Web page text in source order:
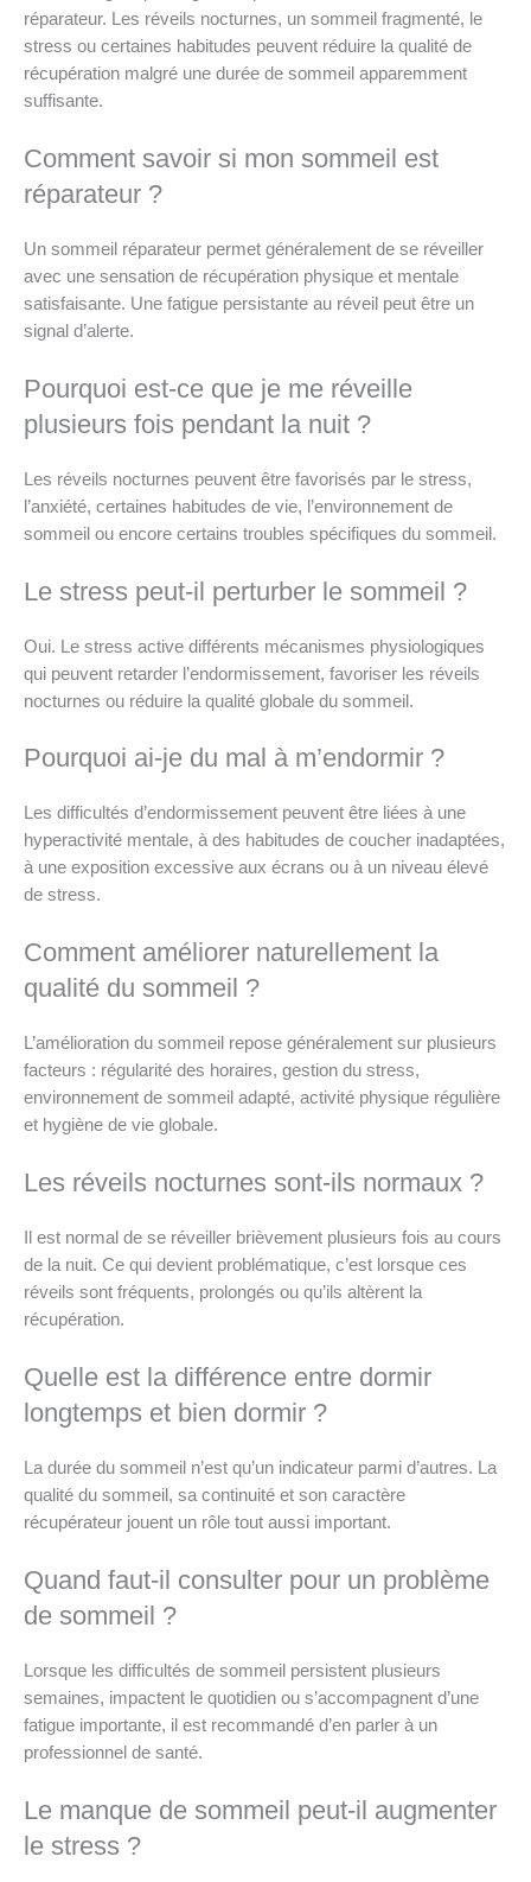
réparateur. Les réveils nocturnes, un sommeil fragmenté, le
stress ou certaines habitudes peuvent réduire la qualité de
récupération malgré une durée de sommeil apparemment
suffisante.
Comment savoir si mon sommeil est
réparateur ?
Un sommeil réparateur permet généralement de se réveiller
avec une sensation de récupération physique et mentale
satisfaisante. Une fatigue persistante au réveil peut être un
signal d’alerte.
Pourquoi est-ce que je me réveille
plusieurs fois pendant la nuit ?
Les réveils nocturnes peuvent être favorisés par le stress,
l’anxiété, certaines habitudes de vie, l’environnement de
sommeil ou encore certains troubles spécifiques du sommeil.
Le stress peut-il perturber le sommeil ?
Oui. Le stress active différents mécanismes physiologiques
qui peuvent retarder l’endormissement, favoriser les réveils
nocturnes ou réduire la qualité globale du sommeil.
Pourquoi ai-je du mal à m’endormir ?
Les difficultés d’endormissement peuvent être liées à une
hyperactivité mentale, à des habitudes de coucher inadaptées,
à une exposition excessive aux écrans ou à un niveau élevé
de stress.
Comment améliorer naturellement la
qualité du sommeil ?
L’amélioration du sommeil repose généralement sur plusieurs
facteurs : régularité des horaires, gestion du stress,
environnement de sommeil adapté, activité physique régulière
et hygiène de vie globale.
Les réveils nocturnes sont-ils normaux ?
Il est normal de se réveiller brièvement plusieurs fois au cours
de la nuit. Ce qui devient problématique, c’est lorsque ces
réveils sont fréquents, prolongés ou qu’ils altèrent la
récupération.
Quelle est la différence entre dormir
longtemps et bien dormir ?
La durée du sommeil n’est qu’un indicateur parmi d’autres. La
qualité du sommeil, sa continuité et son caractère
récupérateur jouent un rôle tout aussi important.
Quand faut-il consulter pour un problème
de sommeil ?
Lorsque les difficultés de sommeil persistent plusieurs
semaines, impactent le quotidien ou s’accompagnent d’une
fatigue importante, il est recommandé d’en parler à un
professionnel de santé.
Le manque de sommeil peut-il augmenter
le stress ?